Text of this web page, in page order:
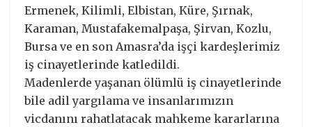
Ermenek, Kilimli, Elbistan, Küre, Şırnak,
Karaman, Mustafakemalpaşa, Şirvan, Kozlu,
Bursa ve en son Amasra’da işçi kardeşlerimiz
iş cinayetlerinde katledildi.
Madenlerde yaşanan ölümlü iş cinayetlerinde
bile adil yargılama ve insanlarımızın
vicdanını rahatlatacak mahkeme kararlarına